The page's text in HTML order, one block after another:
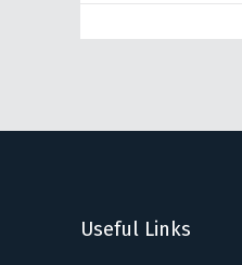
Useful Links